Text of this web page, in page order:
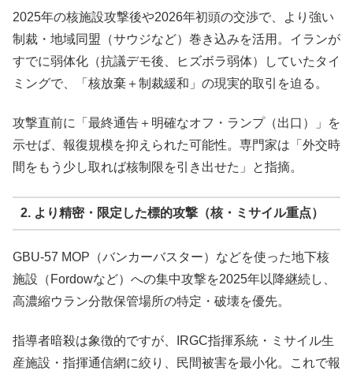
2025年の核施設攻撃後や2026年初頭の交渉で、より強い
制裁・地域同盟（サウジなど）巻き込みを活用。イランが
すでに弱体化（抗議デモ後、ヒズボラ弱体）していたタイ
ミングで、「核放棄＋制裁緩和」の現実的取引を迫る。
攻撃直前に「最終通告＋明確なオフ・ランプ（出口）」を
示せば、報復規模を抑えられた可能性。専門家は「外交時
間をもう少し取れば核制限を引き出せた」と指摘。
2. より精密・限定した標的攻撃（核・ミサイル重点）
GBU-57 MOP（バンカーバスター）などを使った地下核
施設（Fordowなど）への集中攻撃を2025年以降継続し、
高濃縮ウラン分散保管場所の特定・破壊を優先。
指導者暗殺は象徴的ですが、IRGC指揮系統・ミサイル生
産施設・指揮通信網に絞り、民間被害を最小化。これで報